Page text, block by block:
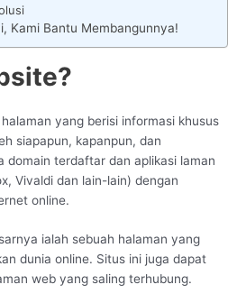
Kami Bantu Membangunnya!
yang berisi informasi khusus
siapapun, kapanpun, dan
domain terdaftar dan aplikasi laman
Vivaldi dan lain-lain) dengan
online.
ialah sebuah halaman yang
dunia online. Situs ini juga dapat
web yang saling terhubung.